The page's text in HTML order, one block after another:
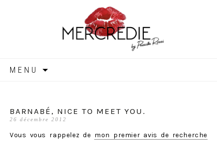
MERCREDIE
MENU
BARNABÉ, NICE TO MEET YOU.
26 décembre 2012
Vous vous rappelez de mon premier avis de recherche